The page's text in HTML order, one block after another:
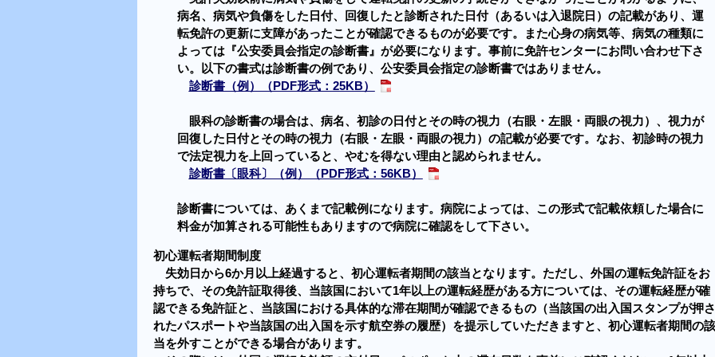
病名、病気や負傷をした日付、回復したと診断された日付（あるいは入退院日）の記載があり、運
転免許の更新に支障があったことが確認できるものが必要です。また心身の病気等、病気の種類に
よっては『公安委員会指定の診断書』が必要になります。事前に免許センターにお問い合わせ下さ
い。以下の書式は診断書の例であり、公安委員会指定の診断書ではありません。
診断書（例）（PDF形式：25KB）
眼科の診断書の場合は、病名、初診の日付とその時の視力（右眼・左眼・両眼の視力）、視力が
回復した日付とその時の視力（右眼・左眼・両眼の視力）の記載が必要です。なお、初診時の視力
で法定視力を上回っていると、やむを得ない理由と認められません。
診断書〔眼科〕（例）（PDF形式：56KB）
診断書については、あくまで記載例になります。病院によっては、この形式で記載依頼した場合に
料金が加算される可能性もありますので病院に確認をして下さい。
初心運転者期間制度
失効日から6か月以上経過すると、初心運転者期間の該当となります。ただし、外国の運転免許証をお
持ちで、その免許証取得後、当該国において1年以上の運転経歴がある方については、その運転経歴が確
認できる免許証と、当該国における具体的な滞在期間が確認できるもの（当該国の出入国スタンプが押さ
れたパスポートや当該国の出入国を示す航空券の履歴）を提示していただきますと、初心運転者期間の該
当を外すことができる場合があります。